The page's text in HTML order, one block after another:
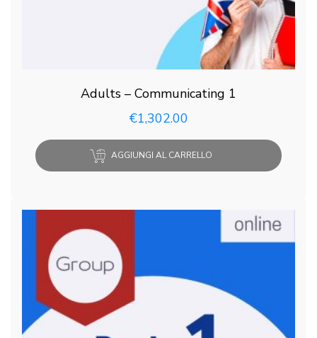
Adults – Communicating 1
€1,302.00
AGGIUNGI AL CARRELLO